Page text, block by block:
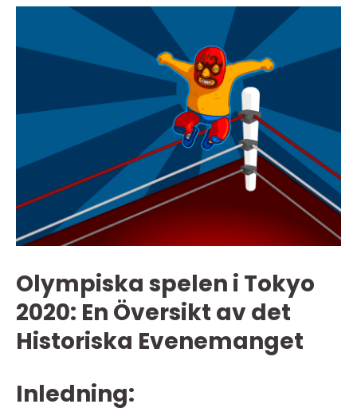
Olympiska spelen i Tokyo
2020: En Översikt av det
Historiska Evenemanget
Inledning: